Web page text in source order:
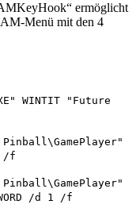
ermöglicht
Menü mit den 4
WINTIT "Future
Pinball\GamePlayer"
/f
Pinball\GamePlayer"
/d 1 /f